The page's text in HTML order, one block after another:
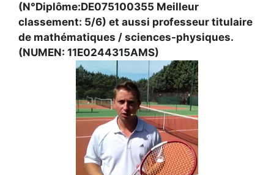
(N°Diplôme:DE075100355 Meilleur
classement: 5/6) et aussi professeur titulaire
de mathématiques / sciences-physiques.
(NUMEN: 11E0244315AMS)